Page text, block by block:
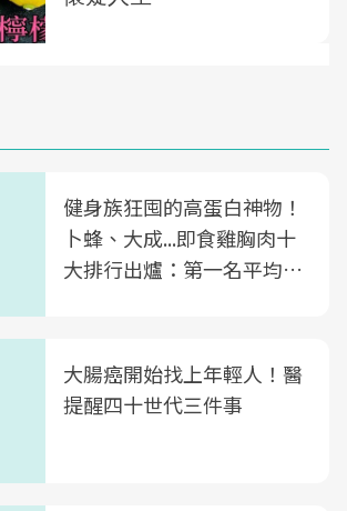
健身族狂囤的高蛋白神物！
卜蜂、大成...即食雞胸肉十
大排行出爐：第一名平均一
大腸癌開始找上年輕人！醫
提醒四十世代三件事